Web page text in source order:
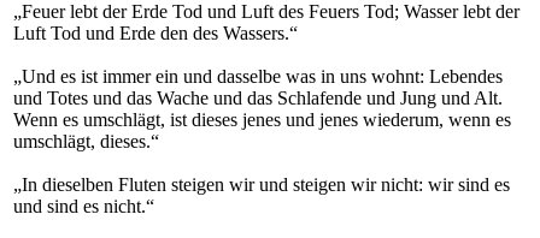
„Feuer lebt der Erde Tod und Luft des Feuers Tod; Wasser lebt der
Luft Tod und Erde den des Wassers.“
„Und es ist immer ein und dasselbe was in uns wohnt: Lebendes
und Totes und das Wache und das Schlafende und Jung und Alt.
Wenn es umschlägt, ist dieses jenes und jenes wiederum, wenn es
umschlägt, dieses.“
„In dieselben Fluten steigen wir und steigen wir nicht: wir sind es
und sind es nicht.“